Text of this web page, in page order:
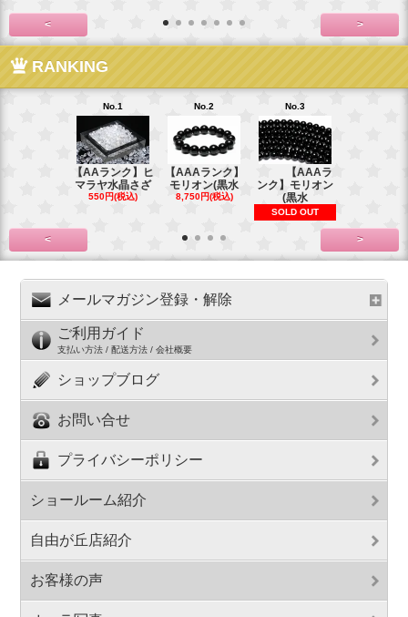
< >
RANKING
No.1
【AAランク】ヒ
マラヤ水晶さざ
550円(税込)
No.2
【AAAランク】
モリオン(黒水
8,750円(税込)
No.3
【AAAラ
ンク】モリオン
(黒水
SOLD OUT
< >
メールマガジン登録・解除
ご利用ガイド
支払い方法 / 配送方法 / 会社概要
ショップブログ
お問い合せ
プライバシーポリシー
ショールーム紹介
自由が丘店紹介
お客様の声